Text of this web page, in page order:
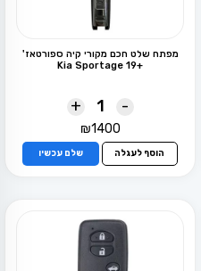
מפתח שלט חכם מקורי קיה ספורטאז'
+19 Kia Sportage
-
+
₪1400
הוסף לעגלה שלם עכשיו